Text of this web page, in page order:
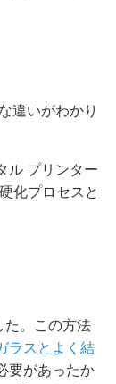
違いがわかり
ル プリンター
化プロセスと
た。この方法
ラスとよく結
要があったか